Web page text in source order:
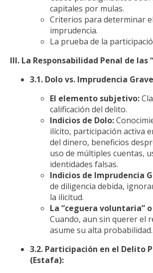
capitales por mulas.
Criterios para determinar
imprudencia.
La prueba de la
III. La Responsabilidad Penal de las
3.1. Dolo vs. Imprudencia
El elemento subjetivo:
calificación del delito.
Indicios de Dolo:
ilícito, participación activa
del dinero, beneficios
uso de múltiples cuentas,
identidades falsas.
Indicios de Imprudencia
de diligencia debida,
la ilicitud.
La “ceguera voluntaria”
Cuando, aun sin querer el
asume su alta probabilidad.
3.2. Participación en el Delito
(Estafa):